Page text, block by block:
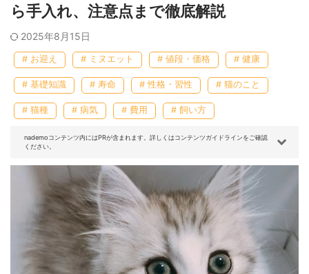
ら手入れ、注意点まで徹底解説
2025年8月15日
# お迎え # ミヌエット # 値段・価格 # 健康
# 基礎知識 # 寿命 # 性格・習性 # 猫のこと
# 猫種 # 病気 # 費用 # 飼い方
nademoコンテンツ内にはPRが含まれます。詳しくはコンテンツガイドラインをご確認
ください。